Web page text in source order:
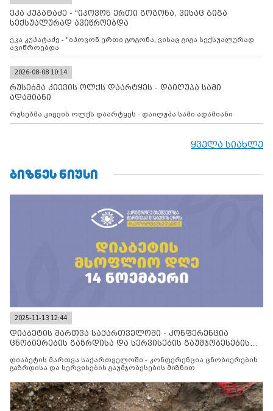
მილიტარიზაციის პროცესს და აქტიურად დგამს ნაბიჯებს მათი
ფაქტობრივი ანექსიისკენ
ეკა კუპატაძე - "იპოვონ ერთი გოგონა, ვისაც გიგა
სექსუალურად ავიწროებდა
ეკა კუპატაძე - "იპოვონ ერთი გოგონა, ვისაც გიგა სექსუალურად
ავიწროებდა
2026-08-08 10:14
რუსებმა კიევის ოლქს დაარტყეს - დაიღუპა სამი
ადამიანი
რუსებმა კიევის ოლქს დაარტყეს - დაიღუპა სამი ადამიანი
ყველა სიახლე
ᲑᲘᲖᲜᲔᲡ ᲜᲘᲣᲡᲘ
2025-11-13 12:44
დიაბეტის მართვა საქართველოში - კონფერენცია
ცნობიერების გაზრდისა და სერვისების გაუმჯობესების
დიაბეტის მართვა საქართველოში - კონფერენცია ცნობიერების
გაზრდისა და სერვისების გაუმჯობესების მიზნით